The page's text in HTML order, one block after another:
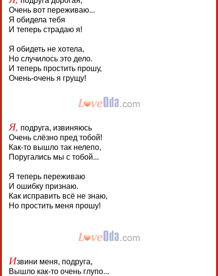
Очень вот переживаю...
Я обидела тебя
И теперь страдаю я!
Я обидеть не хотела,
Но случилось это дело.
И теперь простить прошу,
Очень-очень я грущу!
Я, подруга, извиняюсь
Очень слёзно пред тобой!
Как-то вышло так нелепо,
Поругались мы с тобой...
Я теперь переживаю
И ошибку признаю.
Как исправить всё не знаю,
Но простить меня прошу!
Извини меня, подруга,
Вышло как-то очень глупо...